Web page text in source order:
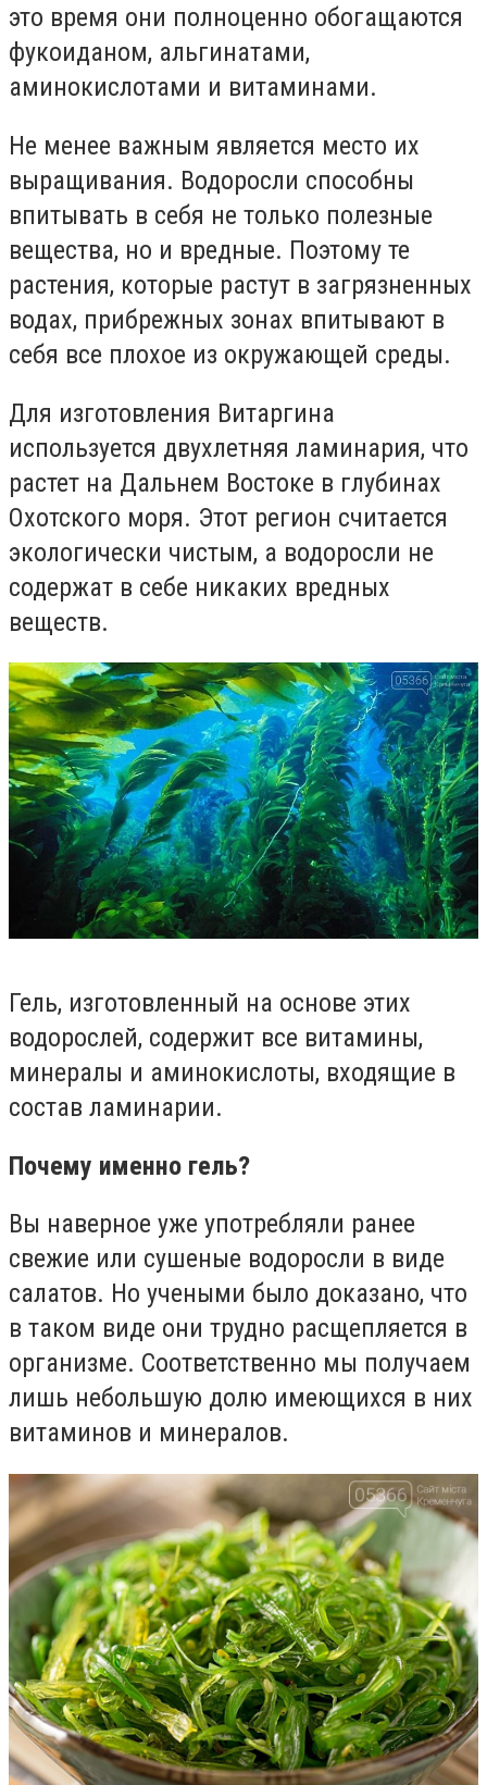
это время они полноценно обогащаются
фукоиданом, альгинатами,
аминокислотами и витаминами.
Не менее важным является место их
выращивания. Водоросли способны
впитывать в себя не только полезные
вещества, но и вредные. Поэтому те
растения, которые растут в загрязненных
водах, прибрежных зонах впитывают в
себя все плохое из окружающей среды.
Для изготовления Витаргина
используется двухлетняя ламинария, что
растет на Дальнем Востоке в глубинах
Охотского моря. Этот регион считается
экологически чистым, а водоросли не
содержат в себе никаких вредных
веществ.
Гель, изготовленный на основе этих
водорослей, содержит все витамины,
минералы и аминокислоты, входящие в
состав ламинарии.
Почему именно гель?
Вы наверное уже употребляли ранее
свежие или сушеные водоросли в виде
салатов. Но учеными было доказано, что
в таком виде они трудно расщепляется в
организме. Соответственно мы получаем
лишь небольшую долю имеющихся в них
витаминов и минералов.